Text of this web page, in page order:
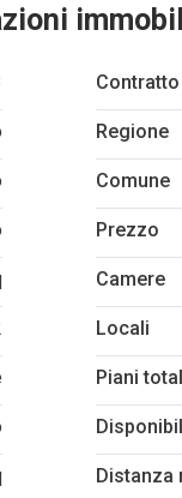
Contratto
Regione
Comune
Prezzo
Camere
Locali
Piani
Distanza